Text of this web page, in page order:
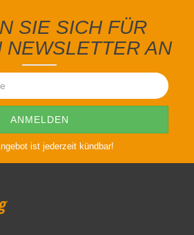
SIE SICH FÜR
NEWSLETTER AN
ist jederzeit kündbar!